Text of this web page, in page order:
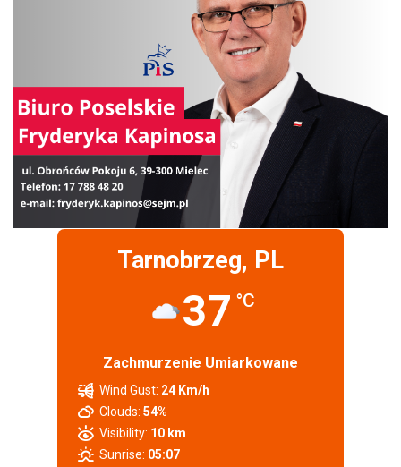
Tarnobrzeg, PL
37 °C
Zachmurzenie Umiarkowane
Wind Gust: 24 Km/h
Clouds: 54%
Visibility: 10 km
Sunrise: 05:07